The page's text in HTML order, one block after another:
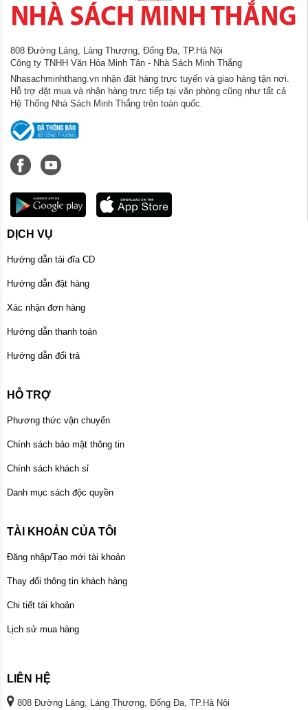
808 Đường Láng, Láng Thượng, Đống Đa, TP.Hà Nội
Công ty TNHH Văn Hóa Minh Tân - Nhà Sách Minh Thắng
Nhasachminhthang.vn nhận đặt hàng trực tuyến và giao hàng tận nơi.
Hỗ trợ đặt mua và nhận hàng trực tiếp tại văn phòng cũng như tất cả
Hệ Thống Nhà Sách Minh Thắng trên toàn quốc.
DỊCH VỤ
Hướng dẫn tải đĩa CD
Hướng dẫn đặt hàng
Xác nhận đơn hàng
Hướng dẫn thanh toán
Hướng dẫn đổi trả
HỖ TRỢ
Phương thức vận chuyển
Chính sách bảo mật thông tin
Chính sách khách sỉ
Danh mục sách độc quyền
TÀI KHOẢN CỦA TÔI
Đăng nhập/Tạo mới tài khoản
Thay đổi thông tin khách hàng
Chi tiết tài khoản
Lịch sử mua hàng
LIÊN HỆ
808 Đường Láng, Láng Thượng, Đống Đa, TP.Hà Nội